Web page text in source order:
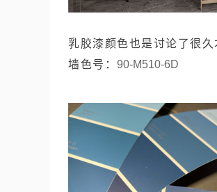
乳胶漆颜色也是讨论了很久
墙色号： 90-M510-6D